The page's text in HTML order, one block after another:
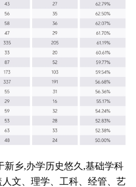
新乡,办学历史悠久,基础学科
文、理学、工科、经管、艺